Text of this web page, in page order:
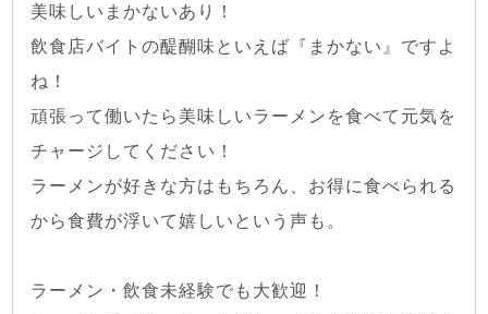
美味しいまかないあり！
飲食店バイトの醍醐味といえば『まかない』ですよ
ね！
頑張って働いたら美味しいラーメンを食べて元気を
チャージしてください！
ラーメンが好きな方はもちろん、お得に食べられる
から食費が浮いて嬉しいという声も。
ラーメン・飲食未経験でも大歓迎！